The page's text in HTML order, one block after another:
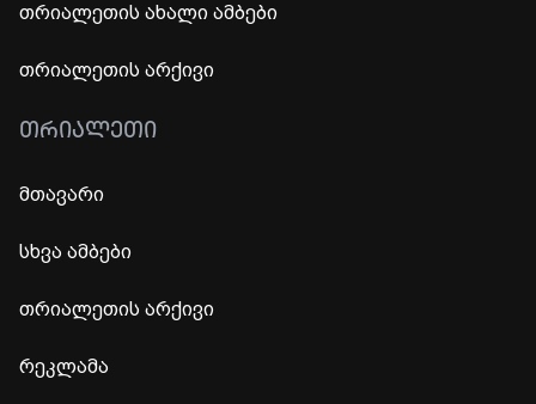
თრიალეთის ახალი ამბები
თრიალეთის არქივი
ᲗᲠᲘᲐᲚᲔᲗᲘ
მთავარი
სხვა ამბები
თრიალეთის არქივი
რეკლამა